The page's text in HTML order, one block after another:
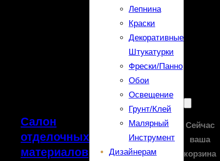
Салон
отделочных
материалов
Лепнина
Краски
Декоративные
Штукатурки
Фрески/панно
Обои
Освещение
Грунт/Клей
Малярный
Инструмент
Дизайнерам
Сейчас
ваша
корзина